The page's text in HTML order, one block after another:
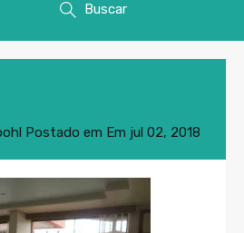
Buscar
Postado em Em jul 02, 2018